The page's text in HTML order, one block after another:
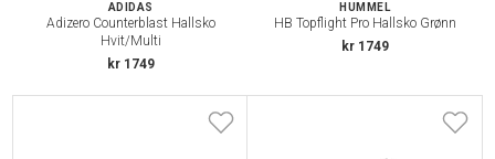
ADIDAS
Adizero Counterblast Hallsko
Hvit/Multi
kr 1749
HUMMEL
HB Topflight Pro Hallsko Grønn
kr 1749